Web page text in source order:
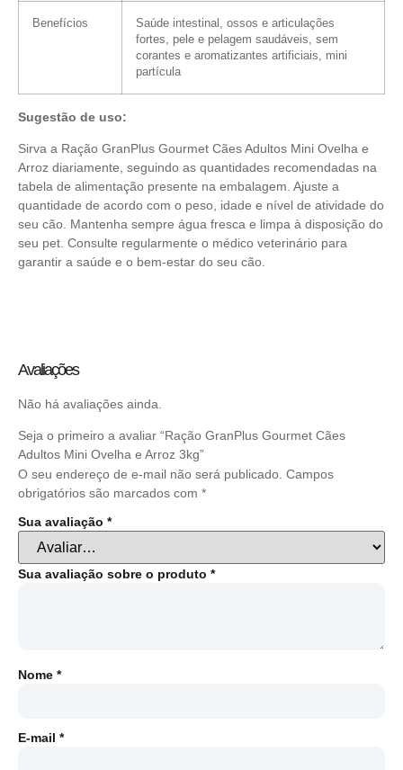
Benefícios
Saúde intestinal, ossos e articulações
fortes, pele e pelagem saudáveis, sem
corantes e aromatizantes artificiais, mini
partícula
Sugestão de uso:
Sirva a Ração GranPlus Gourmet Cães Adultos Mini Ovelha e
Arroz diariamente, seguindo as quantidades recomendadas na
tabela de alimentação presente na embalagem. Ajuste a
quantidade de acordo com o peso, idade e nível de atividade do
seu cão. Mantenha sempre água fresca e limpa à disposição do
seu pet. Consulte regularmente o médico veterinário para
garantir a saúde e o bem-estar do seu cão.
Avaliações
Não há avaliações ainda.
Seja o primeiro a avaliar “Ração GranPlus Gourmet Cães
Adultos Mini Ovelha e Arroz 3kg”
O seu endereço de e-mail não será publicado. Campos
obrigatórios são marcados com *
Sua avaliação *
Sua avaliação sobre o produto *
Nome *
E-mail *